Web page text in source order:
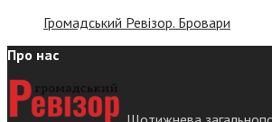
Громадський Ревізор. Бровари
Про нас